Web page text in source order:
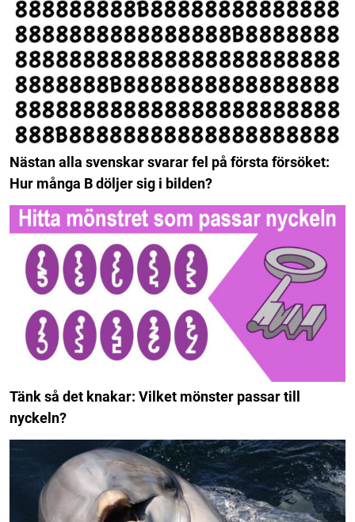
Nästan alla svenskar svarar fel på första försöket:
Hur många B döljer sig i bilden?
Tänk så det knakar: Vilket mönster passar till
nyckeln?